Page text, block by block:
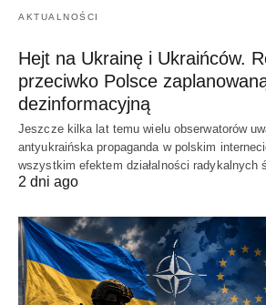
AKTUALNOŚCI
Hejt na Ukrainę i Ukraińców.
przeciwko Polsce
dezinformacyjną
Jeszcze kilka lat temu wielu obserwatorów
antyukraińska propaganda w polskim
wszystkim efektem działalności radykalnych
2 dni ago